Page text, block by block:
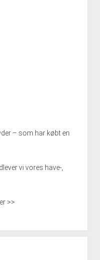
– som har købt en
vi vores have-,
>>